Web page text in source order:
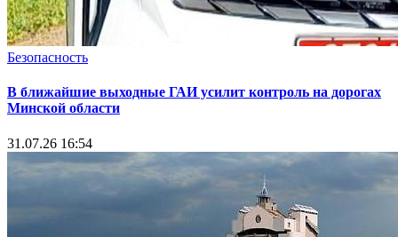
Безопасность
В ближайшие выходные ГАИ усилит контроль на дорогах
Минской области
31.07.26 16:54